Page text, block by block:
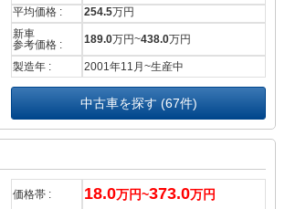
平均価格 : 254.5万円
新車
参考価格 :
189.0万円~438.0万円
製造年 : 2001年11月~生産中
中古車を探す (67件)
価格帯 : 18.0万円~373.0万円